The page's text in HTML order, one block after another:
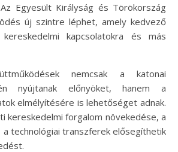
Egyesült Királyság és Törökország
új szintre léphet, amely kedvező
kapcsolatokra és más
nemcsak a katonai
nyújtanak előnyöket, hanem a
elmélyítésére is lehetőséget adnak.
kereskedelmi forgalom növekedése, a
technológiai transzferek elősegíthetik